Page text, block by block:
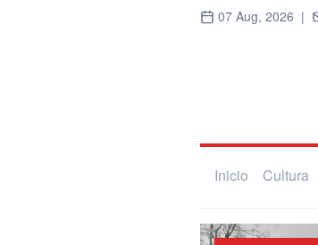
07 Aug, 2026 |
Inicio Cultura